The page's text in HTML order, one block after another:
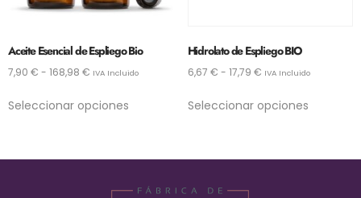
Aceite Esencial de Espliego Bio
7,90 € - 168,98 € IVA Incluido
Seleccionar opciones
Hidrolato de Espliego BIO
6,67 € - 17,79 € IVA Incluido
Seleccionar opciones